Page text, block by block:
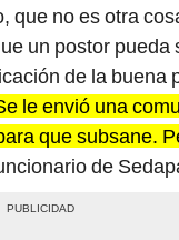
que no es otra
un postor pueda
de la buena
le envió una
que subsane.
de